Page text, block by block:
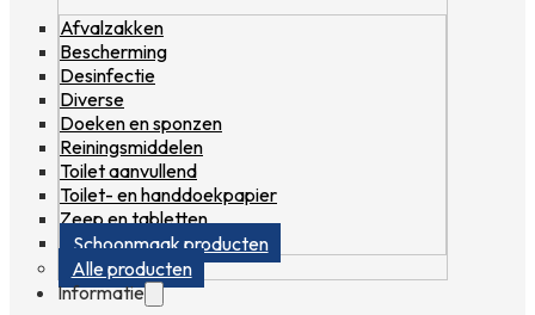
Afvalzakken
Bescherming
Desinfectie
Diverse
Doeken en sponzen
Reiningsmiddelen
Toilet aanvullend
Toilet- en handdoekpapier
Zeep en tabletten
Schoonmaak producten
Alle producten
Informatie